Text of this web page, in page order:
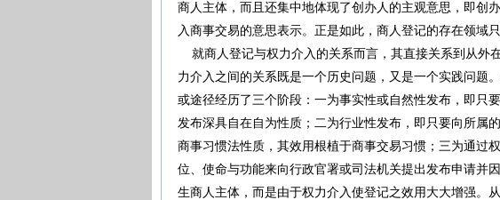
商人主体，而且还集中地体现了创办人的主观意思，即创
入商事交易的意思表示。正是如此，商人登记的存在领域
就商人登记与权力介入的关系而言，其直接关系到从外
力介入之间的关系既是一个历史问题，又是一个实践问题
或途径经历了三个阶段：一为事实性或自然性发布，即只
发布深具自在自为性质；二为行业性发布，即只要向所属
商事习惯法性质，其效用根植于商事交易习惯；三为通过
位、使命与功能来向行政官署或司法机关提出发布申请并
生商人主体，而是由于权力介入使登记之效用大大增强。